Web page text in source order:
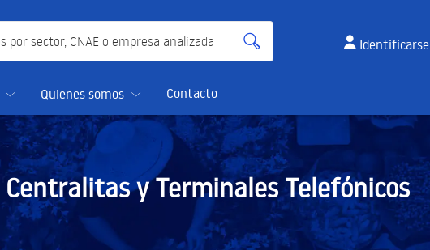
Identificarse
Quienes somos Contacto
Centralitas y Terminales Telefónicos